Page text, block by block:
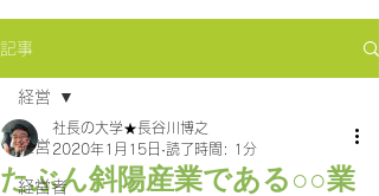
記事
経営
経営者
経営
たぶん斜陽産業である○○業
社長の大学★長谷川博之
2020年1月15日 読了時間: 1分